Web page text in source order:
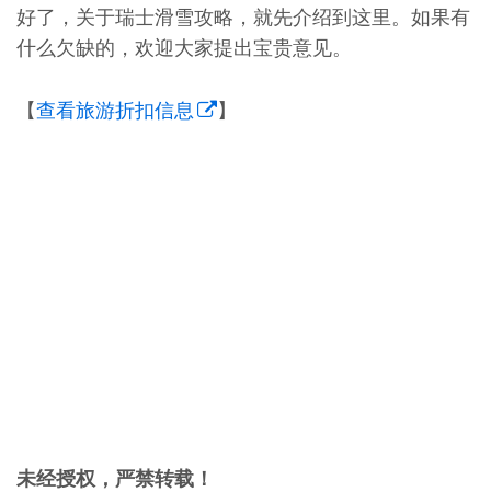
好了，关于瑞士滑雪攻略，就先介绍到这里。如果有
什么欠缺的，欢迎大家提出宝贵意见。
【查看旅游折扣信息 】
未经授权，严禁转载！